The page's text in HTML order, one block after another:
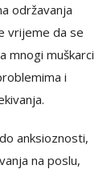
održavanja
vrijeme da se
mnogi muškarci
i
anksioznosti,
na poslu,